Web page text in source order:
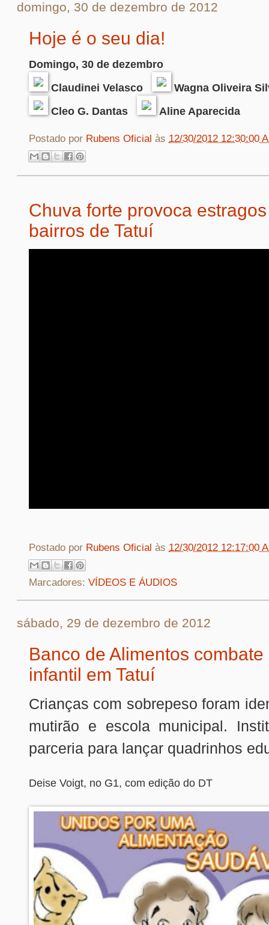
domingo, 30 de dezembro de 2012
Hoje é o seu dia!
Domingo, 30 de dezembro
Claudinei Velasco
Wagna Oliveira
Cleo G. Dantas
Aline Aparecida
Postado por Rubens Oficial às 12/30/2012 12:30:00
Chuva forte provoca
bairros de Tatuí
Postado por Rubens Oficial às 12/30/2012 12:17:00
Marcadores: VÍDEOS E ÁUDIOS
sábado, 29 de dezembro de 2012
Banco de Alimentos
infantil em Tatuí
Crianças com sobrepeso foram
mutirão e escola municipal.
parceria para lançar quadrinhos
Deise Voigt, no G1, com edição do DT